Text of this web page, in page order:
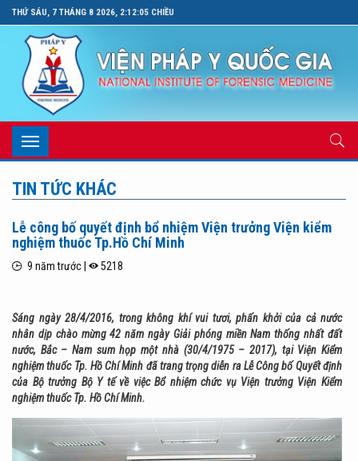
THỨ SÁU, 7 THÁNG 8 2026, 2:12:06 CHIỀU
Toggle
navigation
TIN TỨC KHÁC
Lễ công bố quyết định bổ nhiệm Viện trưởng Viện kiểm
nghiệm thuốc Tp.Hồ Chí Minh
9 năm trước | 5218
Sáng ngày 28/4/2016, trong không khí vui tươi, phấn khởi của cả nước
nhân dịp chào mừng 42 năm ngày Giải phóng miền Nam thống nhất đất
nước, Bắc – Nam sum họp một nhà (30/4/1975 – 2017), tại Viện Kiểm
nghiệm thuốc Tp. Hồ Chí Minh đã trang trọng diễn ra Lễ Công bố Quyết định
của Bộ trưởng Bộ Y tế về việc Bổ nhiệm chức vụ Viện trưởng Viện Kiểm
nghiệm thuốc Tp. Hồ Chí Minh.